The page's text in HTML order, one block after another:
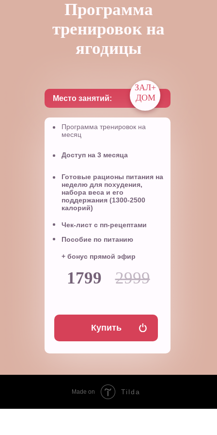
Программа
тренировок на
ягодицы
Программа тренировок на
месяц
Готовые рационы питания на
неделю для похудения,
набора веса и его
поддержания (1300-2500
калорий)
Место занятий:
Купить
ЗАЛ+
ДОМ
1799 2999
Доступ на 3 месяца
Чек-лист с пп-рецептами
Пособие по питанию
+ бонус прямой эфир
Made on Tilda